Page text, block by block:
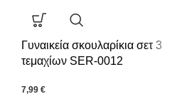
Γυναικεία σκουλαρίκια σετ 3
τεμαχίων SER-0012
7,99 €